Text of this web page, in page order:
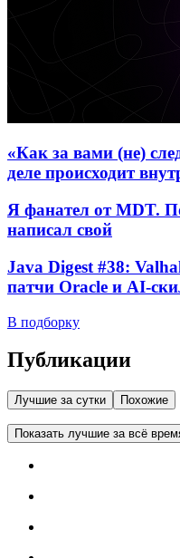
«Как за вами (не)
деле происходит
Я фанател от MDT.
написал свой
Java Digest #38:
патчи Oracle и AI-
В подборку
Публикации
Лучшие за сутки Похожие
Показать лучшие за всё